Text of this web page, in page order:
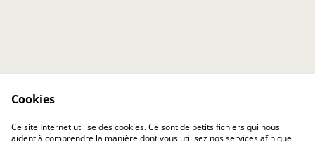
Politique de
Politique de cookies
Cookies
Ce site Internet utilise des cookies. Ce sont de petits fichiers qui nous
aident à comprendre la manière dont vous utilisez nos services afin que